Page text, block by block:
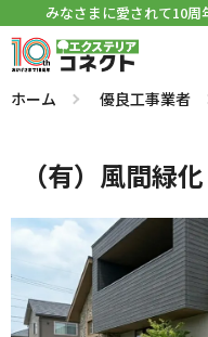
みなさまに愛されて10周
ホーム 優良工事業者
（有）風間緑化